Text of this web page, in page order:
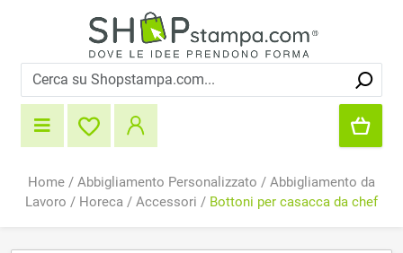
Home / Abbigliamento Personalizzato / Abbigliamento da
Lavoro / Horeca / Accessori / Bottoni per casacca da chef